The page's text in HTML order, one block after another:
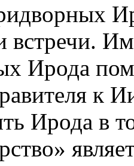
встречи.
Ирода
к
Ирода в